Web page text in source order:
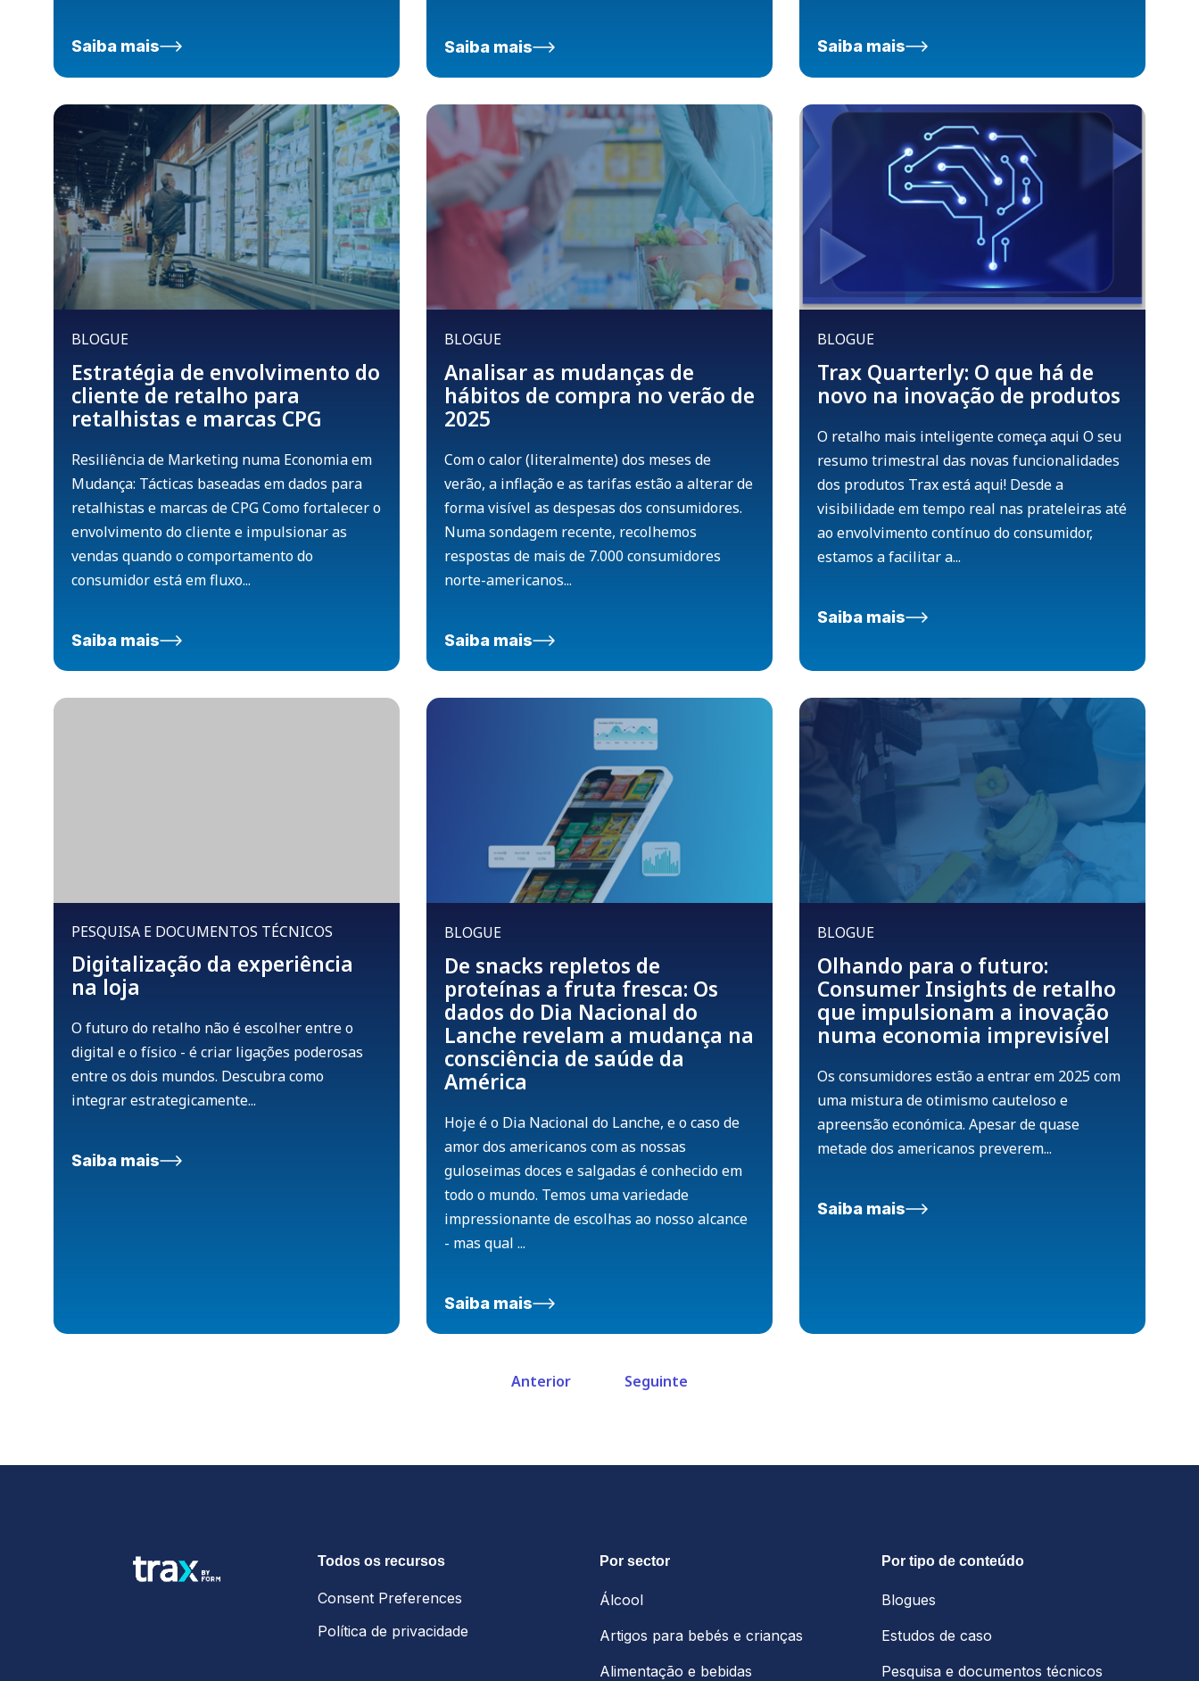
Saiba mais Saiba mais Saiba mais
BLOGUE
Estratégia de envolvimento do
cliente de retalho para
retalhistas e marcas CPG
Resiliência de Marketing numa Economia em
Mudança: Tácticas baseadas em dados para
retalhistas e marcas de CPG Como fortalecer o
envolvimento do cliente e impulsionar as
vendas quando o comportamento do
consumidor está em fluxo...
Saiba mais
BLOGUE
Analisar as mudanças de
hábitos de compra no verão de
2025
Com o calor (literalmente) dos meses de
verão, a inflação e as tarifas estão a alterar de
forma visível as despesas dos consumidores.
Numa sondagem recente, recolhemos
respostas de mais de 7.000 consumidores
norte-americanos...
Saiba mais
BLOGUE
Trax Quarterly: O que há de
novo na inovação de produtos
O retalho mais inteligente começa aqui O seu
resumo trimestral das novas funcionalidades
dos produtos Trax está aqui! Desde a
visibilidade em tempo real nas prateleiras até
ao envolvimento contínuo do consumidor,
estamos a facilitar a...
Saiba mais
PESQUISA E DOCUMENTOS TÉCNICOS
Digitalização da experiência
na loja
O futuro do retalho não é escolher entre o
digital e o físico - é criar ligações poderosas
entre os dois mundos. Descubra como
integrar estrategicamente...
Saiba mais
BLOGUE
De snacks repletos de
proteínas a fruta fresca: Os
dados do Dia Nacional do
Lanche revelam a mudança na
consciência de saúde da
América
Hoje é o Dia Nacional do Lanche, e o caso de
amor dos americanos com as nossas
guloseimas doces e salgadas é conhecido em
todo o mundo. Temos uma variedade
impressionante de escolhas ao nosso alcance
- mas qual ...
Saiba mais
BLOGUE
Olhando para o futuro:
Consumer Insights de retalho
que impulsionam a inovação
numa economia imprevisível
Os consumidores estão a entrar em 2025 com
uma mistura de otimismo cauteloso e
apreensão económica. Apesar de quase
metade dos americanos preverem...
Saiba mais
Anterior Seguinte
Todos os recursos
Consent Preferences
Política de privacidade
Por sector
Álcool
Artigos para bebés e crianças
Alimentação e bebidas
Por tipo de conteúdo
Blogues
Estudos de caso
Pesquisa e documentos técnicos